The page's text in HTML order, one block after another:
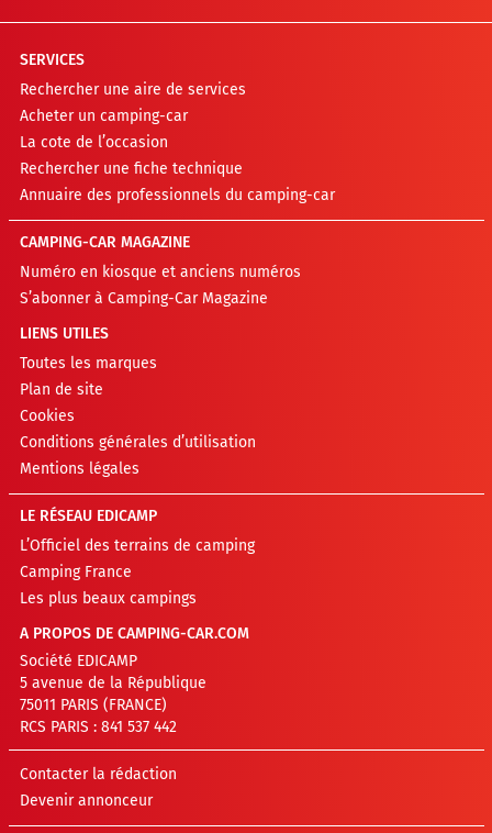
SERVICES
Rechercher une aire de services
Acheter un camping-car
La cote de l’occasion
Rechercher une fiche technique
Annuaire des professionnels du camping-car
CAMPING-CAR MAGAZINE
Numéro en kiosque et anciens numéros
S’abonner à Camping-Car Magazine
LIENS UTILES
Toutes les marques
Plan de site
Cookies
Conditions générales d’utilisation
Mentions légales
LE RÉSEAU EDICAMP
L’Officiel des terrains de camping
Camping France
Les plus beaux campings
A PROPOS DE CAMPING-CAR.COM
Société EDICAMP
5 avenue de la République
75011 PARIS (FRANCE)
RCS PARIS : 841 537 442
Contacter la rédaction
Devenir annonceur